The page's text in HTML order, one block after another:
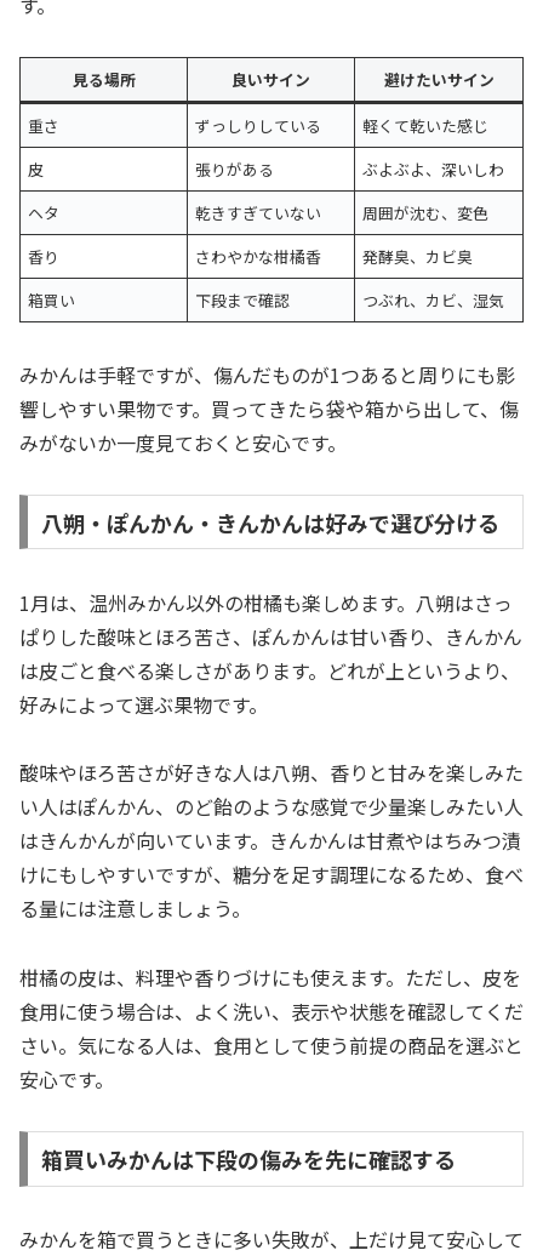
見る場所 良いサイン
避けたいサイン
重さ
ずっしりしている
軽くて乾いた感じ
皮
張りがある
ぶよぶよ、深いしわ
ヘタ
乾きすぎていない
周囲が沈む、変色
香り
さわやかな柑橘香
発酵臭、カビ臭
箱買い
下段まで確認 つぶれ、カビ、湿気
みかんは手軽ですが、傷んだものが1つあると周りにも影
響しやすい果物です。買ってきたら袋や箱から出して、傷
みがないか一度見ておくと安心です。
八朔・ぽんかん・きんかんは好みで選び分ける
1月は、温州みかん以外の柑橘も楽しめます。八朔はさっ
ぱりした酸味とほろ苦さ、ぽんかんは甘い香り、きんかん
は皮ごと食べる楽しさがあります。どれが上というより、
好みによって選ぶ果物です。
酸味やほろ苦さが好きな人は八朔、香りと甘みを楽しみた
い人はぽんかん、のど飴のような感覚で少量楽しみたい人
はきんかんが向いています。きんかんは甘煮やはちみつ漬
けにもしやすいですが、糖分を足す調理になるため、食べ
る量には注意しましょう。
柑橘の皮は、料理や香りづけにも使えます。ただし、皮を
食用に使う場合は、よく洗い、表示や状態を確認してくだ
さい。気になる人は、食用として使う前提の商品を選ぶと
安心です。
箱買いみかんは下段の傷みを先に確認する
みかんを箱で買うときに多い失敗が、上だけ見て安心して